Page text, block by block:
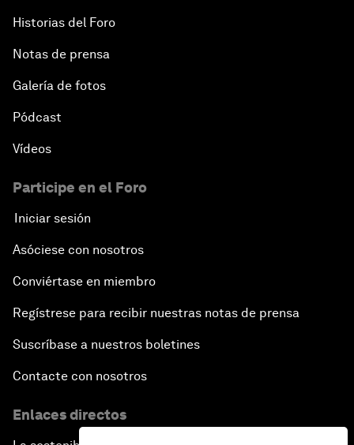
Historias del Foro
Notas de prensa
Galería de fotos
Pódcast
Vídeos
Participe en el Foro
Iniciar sesión
Asóciese con nosotros
Conviértase en miembro
Regístrese para recibir nuestras notas de prensa
Suscríbase a nuestros boletines
Contacte con nosotros
Enlaces directos